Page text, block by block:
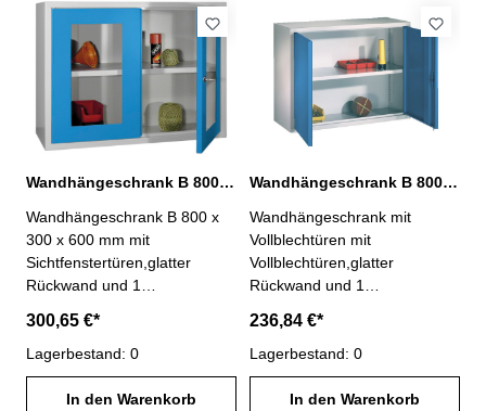
RAL 7035Blenden lichtblau
RAL 5012
RAL 7035Blenden lichtblau
RAL 5012
Wandhängeschrank B 800 x 300 x 600 mm mit Sichtfenstertüren
Wandhängeschrank B 800 x
300 x 600 mm mit
Sichtfenstertüren,glatter
Rückwand und 1
geschweißte
Stahlblechkonstruktion,widerst
andsfähige
Pulverbeschichtung,
300,65 €*
Lagerbestand: 0
In den Warenkorb
Wandhängeschrank B 800 x 300 x 600 mm mit Vollblechtüren
Wandhängeschrank mit
Vollblechtüren mit
Vollblechtüren,glatter
Rückwand und 1
geschweißte
Stahlblechkonstruktion,widerst
andsfähige
Pulverbeschichtung,
236,84 €*
Lagerbestand: 0
In den Warenkorb